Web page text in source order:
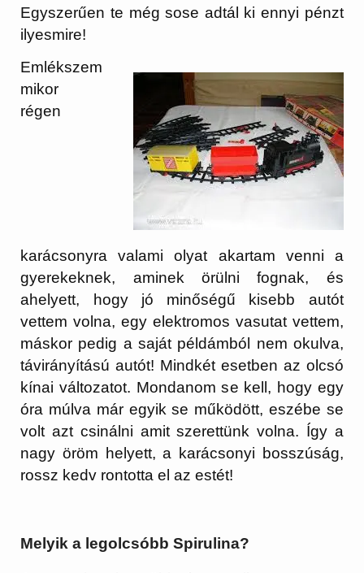
Egyszerűen te még sose adtál ki ennyi pénzt
ilyesmire!
Emlékszem
mikor
régen
karácsonyra valami olyat akartam venni a
gyerekeknek, aminek örülni fognak, és
ahelyett, hogy jó minőségű kisebb autót
vettem volna, egy elektromos vasutat vettem,
máskor pedig a saját példámból nem okulva,
távirányítású autót! Mindkét esetben az olcsó
kínai változatot. Mondanom se kell, hogy egy
óra múlva már egyik se működött, eszébe se
volt azt csinálni amit szerettünk volna. Így a
nagy öröm helyett, a karácsonyi bosszúság,
rossz kedv rontotta el az estét!
Melyik a legolcsóbb Spirulina?